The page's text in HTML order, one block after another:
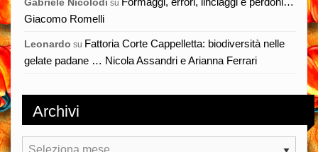
Gabriele Nicolodi su
Giacomo Romelli
Leonardo su Fattoria Corte Cappelletta: biodiversità nelle
gelate padane … Nicola Assandri e Arianna Ferrari
Archivi
Archivi